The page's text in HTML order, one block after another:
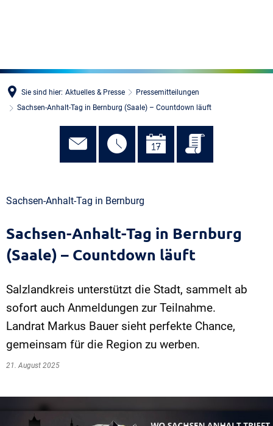
Sie sind hier: Aktuelles & Presse
Pressemitteilungen
Sachsen-Anhalt-Tag in Bernburg (Saale) – Countdown läuft
Sachsen-Anhalt-Tag in Bernburg
Sachsen-Anhalt-Tag in Bernburg
(Saale) – Countdown läuft
Salzlandkreis unterstützt die Stadt, sammelt ab
sofort auch Anmeldungen zur Teilnahme.
Landrat Markus Bauer sieht perfekte Chance,
gemeinsam für die Region zu werben.
21. August 2025